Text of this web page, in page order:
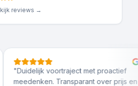
reviews →
voortraject met proactief
Transparant over prijs en